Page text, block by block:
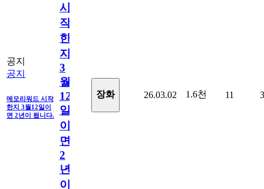
공지
공지
메모리워드 시작
한지 3월12일이
면 2년이 됩니다.
시
작
한
지
3
월
12
일
이
면
2
년
이
장화 26.03.02 1.6천 11 3